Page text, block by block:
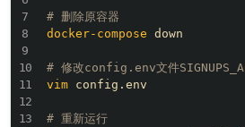
# 删除原容器
docker-compose down
# 修改config.env文件
vim config.env
# 重新运行